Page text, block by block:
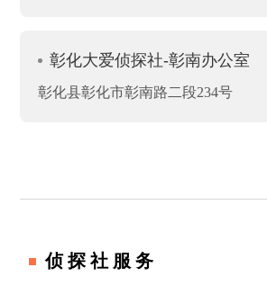
彰化大爱侦探社-彰南办公室
彰化县彰化市彰南路二段234号
侦探社服务